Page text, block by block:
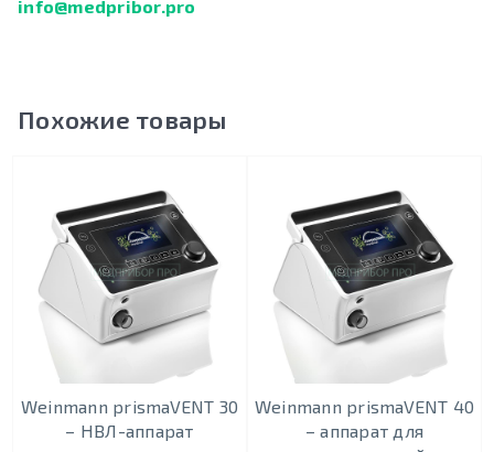
info@medpribor.pro
Похожие товары
Weinmann prismaVENT 30
– НВЛ-аппарат
Weinmann prismaVENT 40
– аппарат для